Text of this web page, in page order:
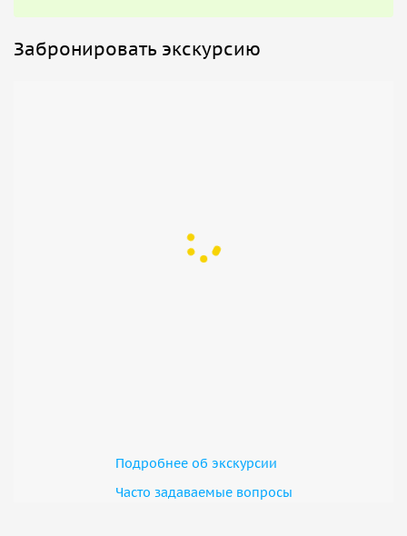
Забронировать экскурсию
Подробнее об экскурсии
Часто задаваемые вопросы